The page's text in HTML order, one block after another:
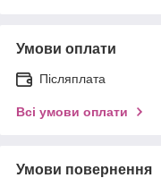
Умови оплати
Післяплата
Всі умови оплати
Умови повернення